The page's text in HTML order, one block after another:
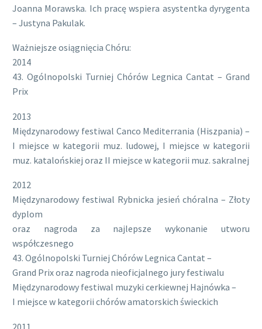
Joanna Morawska. Ich pracę wspiera asystentka dyrygenta
– Justyna Pakulak.
Ważniejsze osiągnięcia Chóru:
2014
43. Ogólnopolski Turniej Chórów Legnica Cantat – Grand
Prix
2013
Międzynarodowy festiwal Canco Mediterrania (Hiszpania) –
I miejsce w kategorii muz. ludowej, I miejsce w kategorii
muz. katalońskiej oraz II miejsce w kategorii muz. sakralnej
2012
Międzynarodowy festiwal Rybnicka jesień chóralna – Złoty
dyplom
oraz nagroda za najlepsze wykonanie utworu
współczesnego
43. Ogólnopolski Turniej Chórów Legnica Cantat –
Grand Prix oraz nagroda nieoficjalnego jury festiwalu
Międzynarodowy festiwal muzyki cerkiewnej Hajnówka –
I miejsce w kategorii chórów amatorskich świeckich
2011